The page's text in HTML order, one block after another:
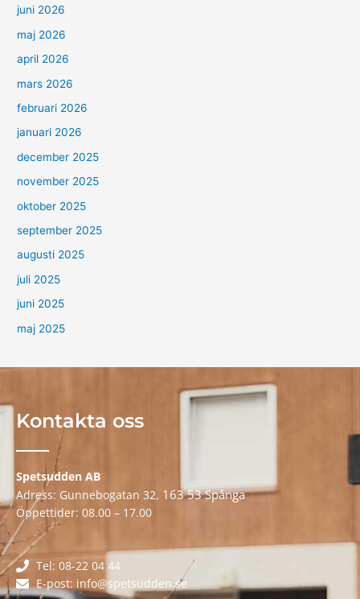
juni 2026
maj 2026
april 2026
mars 2026
februari 2026
januari 2026
december 2025
november 2025
oktober 2025
september 2025
augusti 2025
juli 2025
juni 2025
maj 2025
Kontakta oss
Spetsudden AB
Adress: Gunnebogatan 32, 163 53 Spånga
Öppettider: 08.00 – 17.00
Tel: 08-22 04 44
E-post: info@spetsudden.se